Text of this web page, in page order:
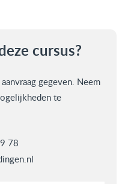
cursus?
gegeven. Neem
te
78